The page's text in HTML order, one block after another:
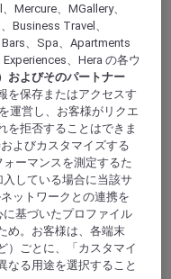
Mercure、MGallery、
Business Travel、
、Spa、Apartments
、Hera の各ウ
およびそのパートナー
を保存またはアクセスす
運営し、お客様がリクエ
を拒否することはできま
よびカスタマイズする
ーマンスを測定するた
している場合に当該サ
ットワークとの連携を
基づいたプロファイル
め。お客様は、各端末
）ごとに、「カスタマイ
なる用途を選択すること